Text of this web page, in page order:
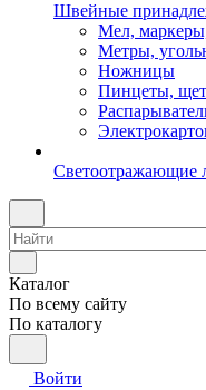
Швейные
Мел,
Метры,
Ножницы
Пинцеты,
Светоотражающие
Каталог
По всему сайту
По каталогу
Войти